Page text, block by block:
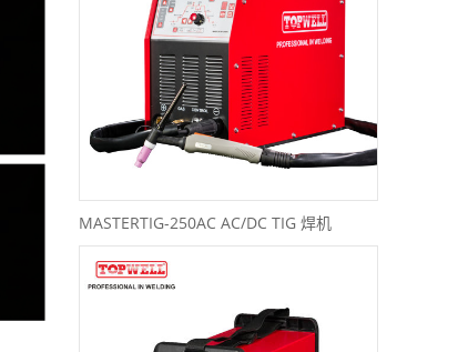
MASTERTIG-250AC AC/DC TIG 焊机